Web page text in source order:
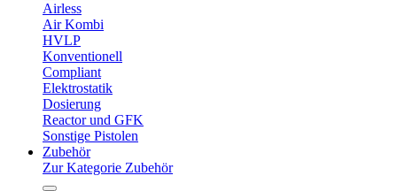
Airless
Air Kombi
HVLP
Konventionell
Compliant
Elektrostatik
Dosierung
Reactor und GFK
Sonstige Pistolen
Zubehör
Zur Kategorie Zubehör